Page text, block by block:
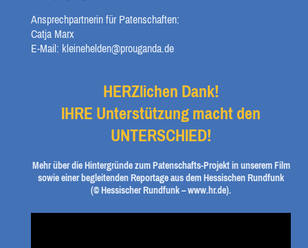
Ansprechpartnerin für Patenschaften:
Catja Marx
E-Mail: kleinehelden@prouganda.de
HERZlichen Dank!
IHRE Unterstützung macht den
UNTERSCHIED!
Mehr über die Hintergründe zum Patenschafts-Projekt in unserem Film
sowie einer begleitenden Reportage aus dem Hessischen Rundfunk
(© Hessischer Rundfunk – www.hr.de).